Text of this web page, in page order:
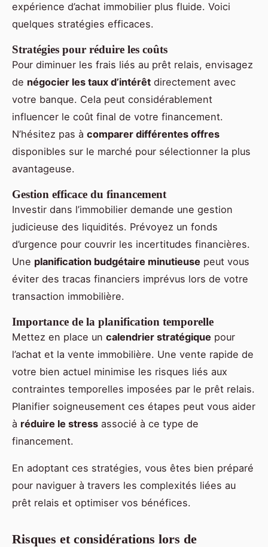
expérience d’achat immobilier plus fluide. Voici
quelques stratégies efficaces.
Stratégies pour réduire les coûts
Pour diminuer les frais liés au prêt relais, envisagez
de négocier les taux d’intérêt directement avec
votre banque. Cela peut considérablement
influencer le coût final de votre financement.
N’hésitez pas à comparer différentes offres
disponibles sur le marché pour sélectionner la plus
avantageuse.
Gestion efficace du financement
Investir dans l’immobilier demande une gestion
judicieuse des liquidités. Prévoyez un fonds
d’urgence pour couvrir les incertitudes financières.
Une planification budgétaire minutieuse peut vous
éviter des tracas financiers imprévus lors de votre
transaction immobilière.
Importance de la planification temporelle
Mettez en place un calendrier stratégique pour
l’achat et la vente immobilière. Une vente rapide de
votre bien actuel minimise les risques liés aux
contraintes temporelles imposées par le prêt relais.
Planifier soigneusement ces étapes peut vous aider
à réduire le stress associé à ce type de
financement.
En adoptant ces stratégies, vous êtes bien préparé
pour naviguer à travers les complexités liées au
prêt relais et optimiser vos bénéfices.
Risques et considérations lors de